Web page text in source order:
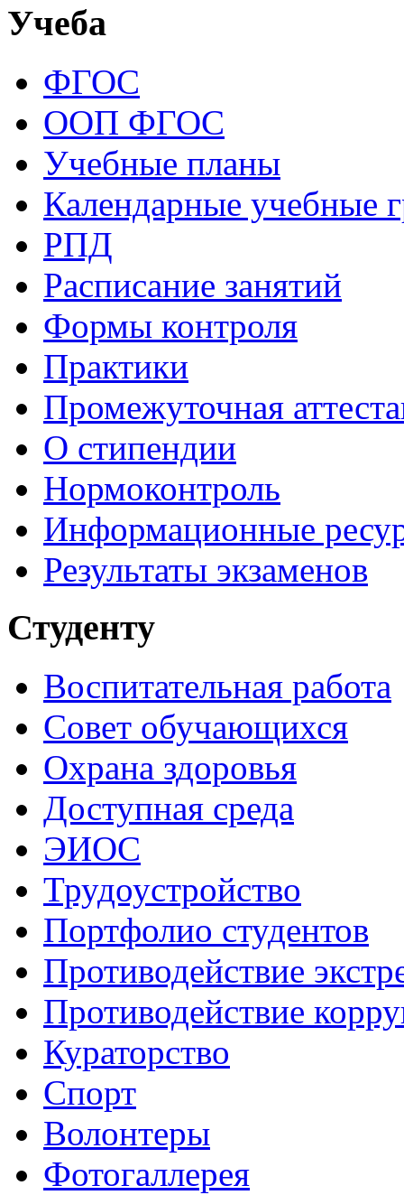
Учеба
ФГОС
ООП ФГОС
Учебные планы
Календарные учебные
РПД
Расписание занятий
Формы контроля
Практики
Промежуточная
О стипендии
Нормоконтроль
Информационные
Результаты экзаменов
Студенту
Воспитательная работа
Совет обучающихся
Охрана здоровья
Доступная среда
ЭИОС
Трудоустройство
Портфолио студентов
Противодействие
Противодействие
Кураторство
Спорт
Волонтеры
Фотогаллерея